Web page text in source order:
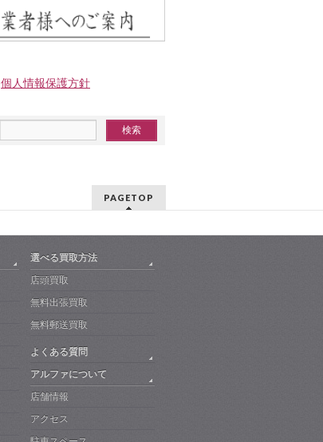
個人情報保護方針
PAGETOP
選べる買取方法
店頭買取
無料出張買取
無料郵送買取
よくある質問
アルファについて
店舗情報
アクセス